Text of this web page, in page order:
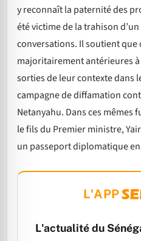
y reconnaît la paternité des
été victime de la trahison
conversations. Il soutient que
majoritairement antérieures
sorties de leur contexte dans
campagne de diffamation
Netanyahu. Dans ces mêmes
le fils du Premier ministre,
un passeport diplomatique
L'APP
L'actualité du